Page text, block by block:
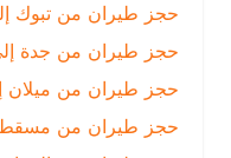
حجز طيران من تبوك إلى
حجز طيران من جدة إلى
حجز طيران من ميلان إلى
حجز طيران من مسقط إلى